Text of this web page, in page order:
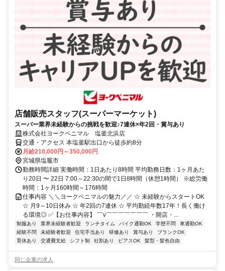
店舗販売スタッフ(スーパーマーケット)
スーパー業界未経験からの挑戦を歓迎♪7連休×年2回・賞与あり
株式会社ヨークベニマル 塩釜北浜店
交通・アクセス 本塩釜駅出口から徒歩約8分
月給210,000円～350,000円
宮城県塩竈市
勤務時間詳細 実働時間：1日あたり8時間 平均勤務日数：1ヶ月あた
り20日 〜 22日 7:00～22:30の間で1日8時間（休憩1時間） ※総労働
時間：1ヶ月160時間～176時間
仕事内容 ＼＼ヨークベニマルの魅力／／ ☆ 未経験からスタートOK
☆ 月9～10日休み ☆ 年2回の7連休 ☆ 平均勤続年数17年！長く働け
る環境◎ ✅【お仕事内容】 ￣v￣￣￣￣￣￣￣ ・開店・...
制服あり 業界未経験者歓迎 ランチタイム バイク通勤OK 学歴不問
車通勤OK
経験不問
未経験者歓迎 住宅手当あり 研修あり 賞与あり
ブランクOK
育休あり
交通費支給 シフト制 社割あり ピアスOK 髪型・髪色自由
同じ企業の求人